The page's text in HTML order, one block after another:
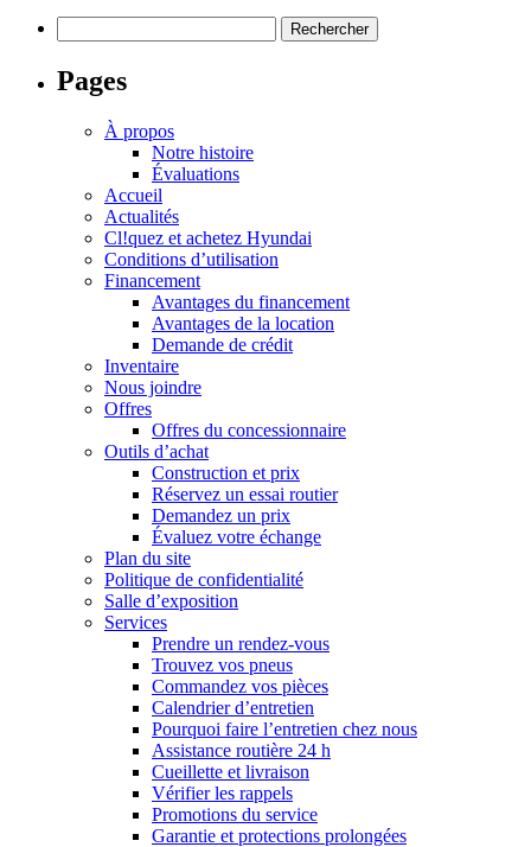
Pages
À propos
Notre histoire
Évaluations
Accueil
Actualités
Cl!quez et achetez Hyundai
Conditions d’utilisation
Financement
Avantages du financement
Avantages de la location
Demande de crédit
Inventaire
Nous joindre
Offres
Offres du concessionnaire
Outils d’achat
Construction et prix
Réservez un essai routier
Demandez un prix
Évaluez votre échange
Plan du site
Politique de confidentialité
Salle d’exposition
Services
Prendre un rendez-vous
Trouvez vos pneus
Commandez vos pièces
Calendrier d’entretien
Pourquoi faire l’entretien chez nous
Assistance routière 24 h
Cueillette et livraison
Vérifier les rappels
Promotions du service
Garantie et protections prolongées